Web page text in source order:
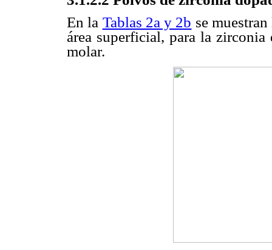
En la Tablas 2a y 2b se
área superficial, para la
molar.